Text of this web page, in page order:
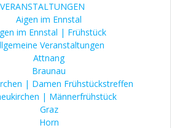
VERANSTALTUNGEN
Aigen im Ennstal
im Ennstal | Frühstück
Veranstaltungen
Attnang
Braunau
| Damen Frühstückstreffen
| Männerfrühstück
Graz
Horn